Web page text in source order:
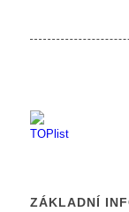
ZÁKLADNÍ